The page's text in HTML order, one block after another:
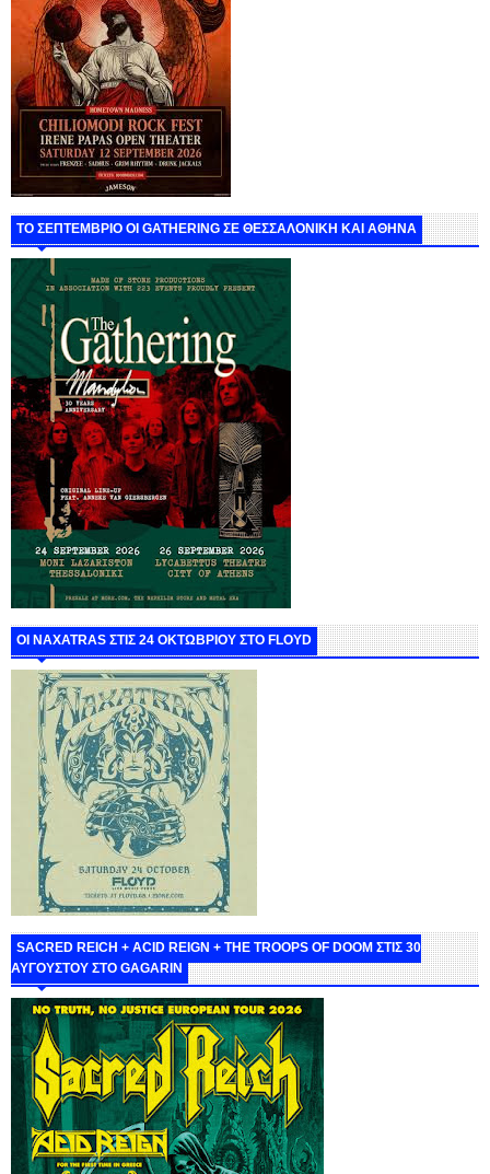
ΤΟ ΣΕΠΤΕΜΒΡΙΟ ΟΙ GATHERING ΣΕ ΘΕΣΣΑΛΟΝΙΚΗ ΚΑΙ ΑΘΗΝΑ
ΟΙ NAXATRAS ΣΤΙΣ 24 ΟΚΤΩΒΡΙΟΥ ΣΤΟ FLOYD
SACRED REICH + ACID REIGN + THE TROOPS OF DOOM ΣΤΙΣ 30
ΑΥΓΟΥΣΤΟΥ ΣΤΟ GAGARIN